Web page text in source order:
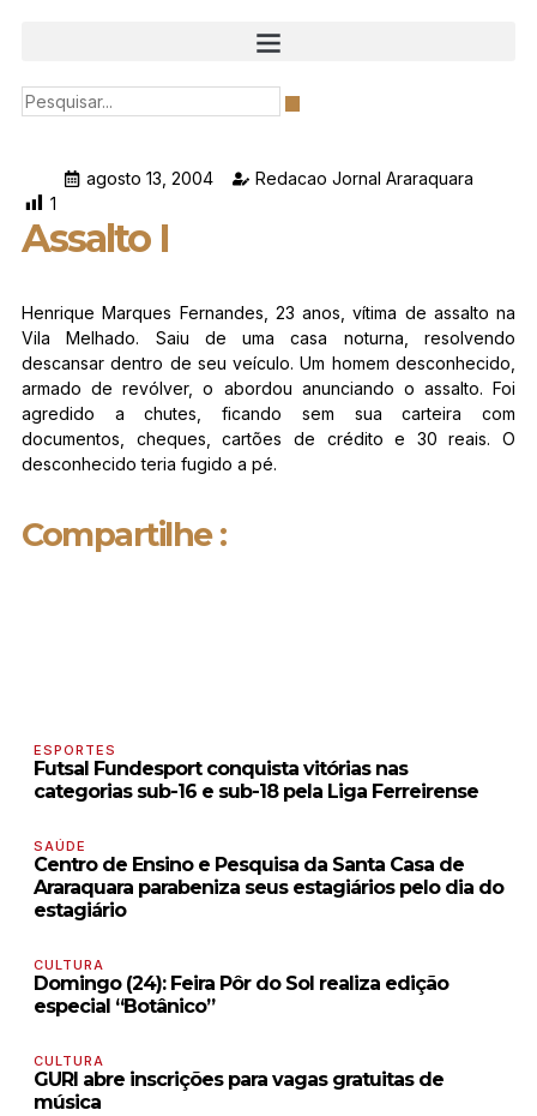
agosto 13, 2004
Redacao Jornal Araraquara
1
Assalto I
Henrique Marques Fernandes, 23 anos, vítima de assalto na
Vila Melhado. Saiu de uma casa noturna, resolvendo
descansar dentro de seu veículo. Um homem desconhecido,
armado de revólver, o abordou anunciando o assalto. Foi
agredido a chutes, ficando sem sua carteira com
documentos, cheques, cartões de crédito e 30 reais. O
desconhecido teria fugido a pé.
Compartilhe :
ESPORTES
Futsal Fundesport conquista vitórias nas
categorias sub-16 e sub-18 pela Liga Ferreirense
SAÚDE
Centro de Ensino e Pesquisa da Santa Casa de
Araraquara parabeniza seus estagiários pelo dia do
estagiário
CULTURA
Domingo (24): Feira Pôr do Sol realiza edição
especial “Botânico”
CULTURA
GURI abre inscrições para vagas gratuitas de
música